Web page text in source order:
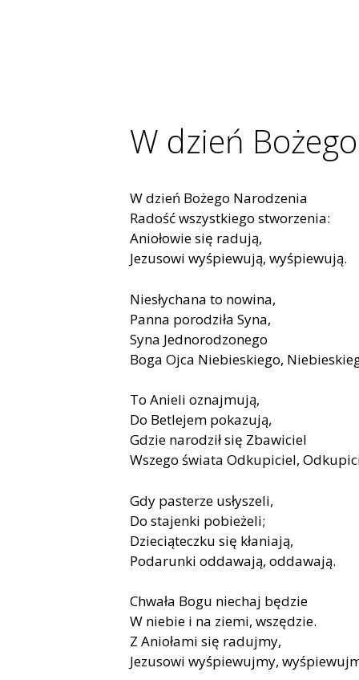
W dzień
W dzień Bożego Narodzenia
Radość wszystkiego stworzenia:
Aniołowie się radują,
Jezusowi wyśpiewują, wyśpiewują.
Niesłychana to nowina,
Panna porodziła Syna,
Syna Jednorodzonego
Boga Ojca Niebieskiego,
To Anieli oznajmują,
Do Betlejem pokazują,
Gdzie narodził się Zbawiciel
Wszego świata Odkupiciel,
Gdy pasterze usłyszeli,
Do stajenki pobieżeli;
Dzieciąteczku się kłaniają,
Podarunki oddawają, oddawają.
Chwała Bogu niechaj będzie
W niebie i na ziemi, wszędzie.
Z Aniołami się radujmy,
Jezusowi wyśpiewujmy,